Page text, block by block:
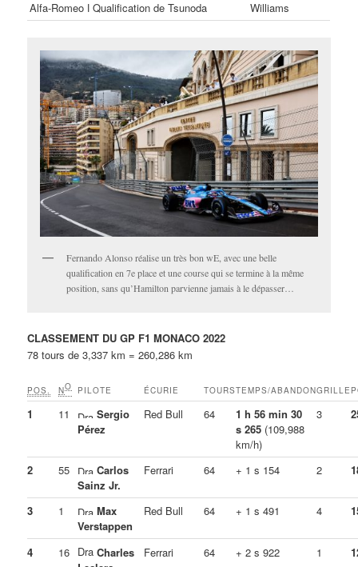
Alfa-Romeo ǀ Qualification de Tsunoda
Williams
Fernando Alonso réalise un très bon wE, avec une belle
qualification en 7e place et une course qui se termine à la même
position, sans qu’Hamilton parvienne jamais à le dépasser…
CLASSEMENT DU GP F1 MONACO 2022
78 tours de 3,337 km = 260,286 km
POS. NO PILOTE ÉCURIE TOURSTEMPS/ABANDONGRILLE
1 11
Sergio
Pérez
Red Bull 64
1 h 56 min 30
s 265 (109,988
km/h)
3
2 55
Carlos
Sainz Jr.
Ferrari 64 + 1 s 154 2
3 1
Max
Verstappen
Red Bull 64 + 1 s 491 4
4 16
Charles
Ferrari 64 + 2 s 922 1